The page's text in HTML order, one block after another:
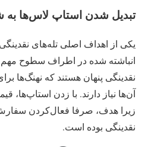
تبدیل شدن استاپ‌ لاس‌ها به
یکی از اهداف اصلی تله‌های
انباشته‌ شده در اطراف سطوح
نقدینگی پنهان هستند که نهنگ‌ها
آن‌ها نیاز دارند. با زدن
زیرا هدف، صرفا فعال‌کردن
نقدینگی بوده است.